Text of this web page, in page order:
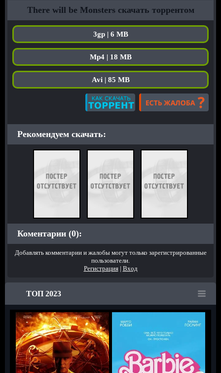
There will be Monsters скачать торрентом
3gp | 6 MB
Mp4 | 18 MB
Avi | 85 MB
Рекомендуем скачать:
Коментарии (0):
Добавлять комментарии и жалобы могут только зарегистрированные
пользователи.
Регистрация| Вход
ТОП 2023